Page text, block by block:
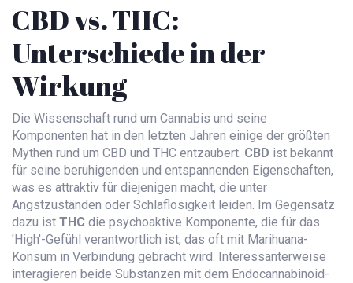
CBD vs. THC:
Unterschiede in der
Wirkung
Die Wissenschaft rund um Cannabis und seine
Komponenten hat in den letzten Jahren einige der größten
Mythen rund um CBD und THC entzaubert. CBD ist bekannt
für seine beruhigenden und entspannenden Eigenschaften,
was es attraktiv für diejenigen macht, die unter
Angstzuständen oder Schlaflosigkeit leiden. Im Gegensatz
dazu ist THC die psychoaktive Komponente, die für das
'High'-Gefühl verantwortlich ist, das oft mit Marihuana-
Konsum in Verbindung gebracht wird. Interessanterweise
interagieren beide Substanzen mit dem Endocannabinoid-